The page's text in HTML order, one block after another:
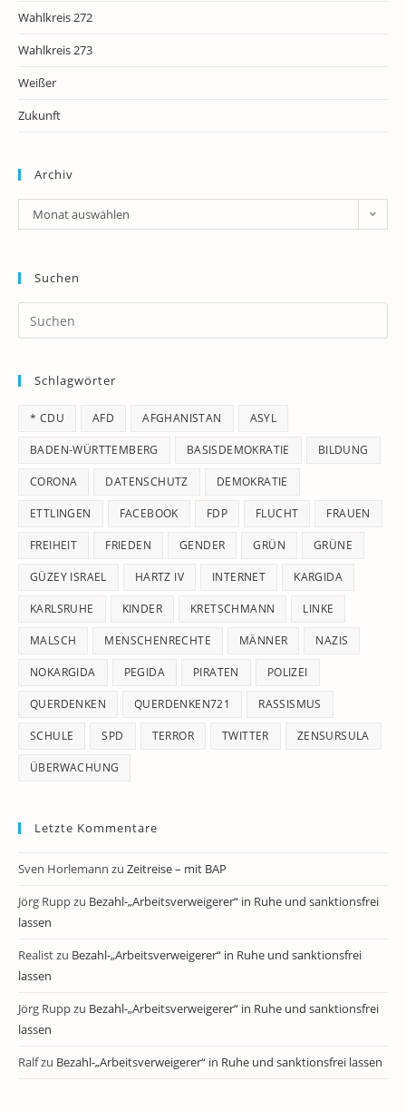
Wahlkreis 272
Wahlkreis 273
Weißer
Zukunft
Archiv
Archiv
Monat auswählen
Suchen
Schlagwörter
* CDU AFD AFGHANISTAN ASYL
BADEN-WÜRTTEMBERG BASISDEMOKRATIE BILDUNG
CORONA DATENSCHUTZ DEMOKRATIE
ETTLINGEN FACEBOOK FDP FLUCHT FRAUEN
FREIHEIT FRIEDEN GENDER GRÜN GRÜNE
GÜZEY ISRAEL HARTZ IV INTERNET KARGIDA
KARLSRUHE KINDER KRETSCHMANN LINKE
MALSCH MENSCHENRECHTE MÄNNER NAZIS
NOKARGIDA PEGIDA PIRATEN POLIZEI
QUERDENKEN QUERDENKEN721 RASSISMUS
SCHULE SPD TERROR TWITTER ZENSURSULA
ÜBERWACHUNG
Letzte Kommentare
Sven Horlemann zu Zeitreise – mit BAP
Jörg Ruppzu Bezahl-„Arbeitsverweigerer“ in Ruhe und sanktionsfrei
lassen
Realistzu Bezahl-„Arbeitsverweigerer“ in Ruhe und sanktionsfrei
lassen
Jörg Ruppzu Bezahl-„Arbeitsverweigerer“ in Ruhe und sanktionsfrei
lassen
Ralfzu Bezahl-„Arbeitsverweigerer“ in Ruhe und sanktionsfrei lassen